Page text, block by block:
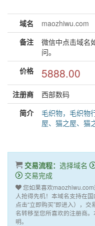
域名
maozhiwu.com
备注
微信中点击域名
问。
价格
5888.00
注册商
西部数码
简介
毛织物，毛织物
屋、猫之屋、猫
交易流程： 选择域名
交易完成
您如果喜欢
人抢得先机！本域名支持在
点击“立即购买”即进入），
名转移至您所喜欢的注册商。
明。